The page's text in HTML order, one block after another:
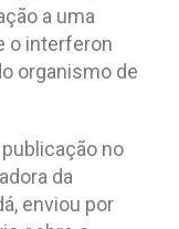
a uma
o interferon
organismo de
no
da
enviou por